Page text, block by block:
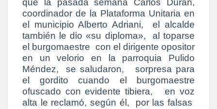
que la pasada semana Carlos Durán,
coordinador de la Plataforma Unitaria en
el municipio Alberto Adriani, el alcalde
también le dio «su diploma», al toparse
el burgomaestre con el dirigente opositor
en un velorio en la parroquia Pulido
Méndez, se saludaron, sorpresa para
el gordito cuando el burgomaestre
ofuscado con evidente tibiera, en voz
alta le reclamó, según él, por las falsas